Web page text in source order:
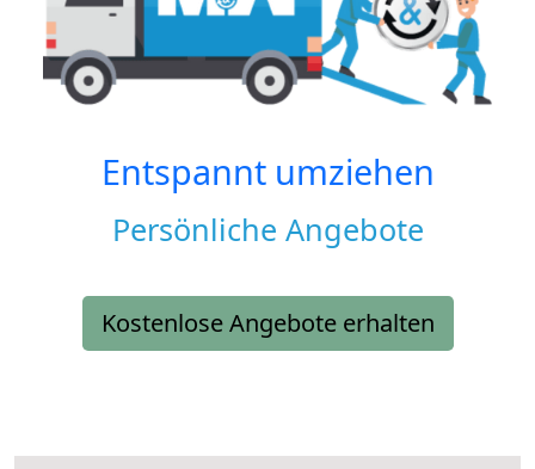
Entspannt umziehen
Persönliche Angebote
Kostenlose Angebote erhalten